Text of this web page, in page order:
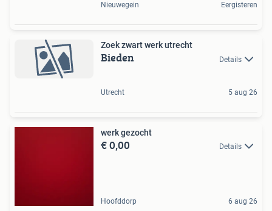
Nieuwegein Eergisteren
Zoek zwart werk utrecht
Bieden Details
Utrecht 5 aug 26
werk gezocht
€ 0,00 Details
Hoofddorp 6 aug 26